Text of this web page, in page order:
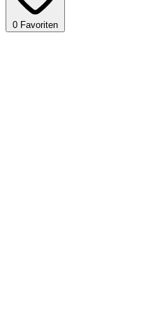
0 Favoriten